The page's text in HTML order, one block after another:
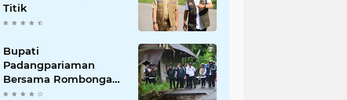
Titik
Bupati
Padangpariaman
Bersama Rombongan
Jemput Aspirasi